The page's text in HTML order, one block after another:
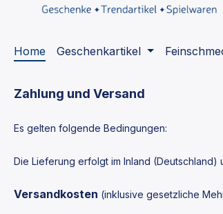
Home Geschenkartikel
Zahlung und Versand
Es gelten folgende Bedingungen:
Die Lieferung erfolgt im Inland (Deutschland)
Versandkosten (inklusive gesetzliche